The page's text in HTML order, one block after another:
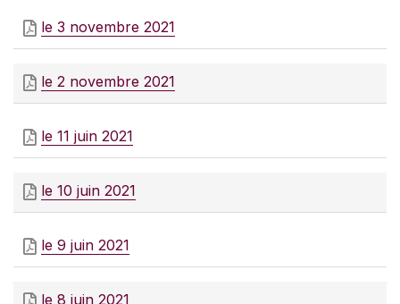
le 3 novembre 2021
le 2 novembre 2021
le 11 juin 2021
le 10 juin 2021
le 9 juin 2021
le 8 juin 2021